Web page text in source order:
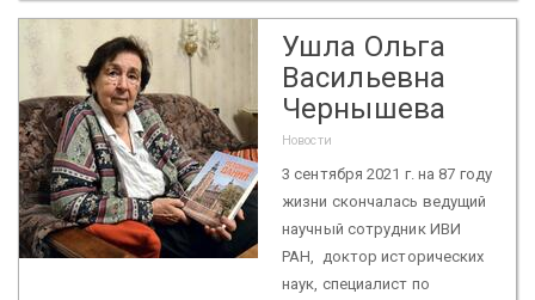
Ушла Ольга
Васильевна
Чернышева
Новости
3 сентября 2021 г. на 87 году
жизни скончалась ведущий
научный сотрудник ИВИ
РАН, доктор исторических
наук, специалист по